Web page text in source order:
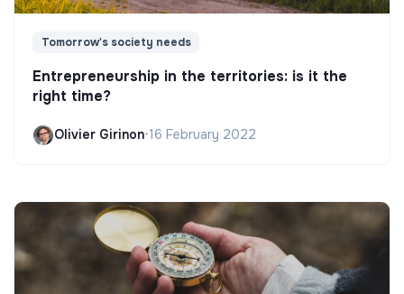
Tomorrow's society needs
Entrepreneurship in the territories: is it the
right time?
Olivier Girinon•16 February 2022